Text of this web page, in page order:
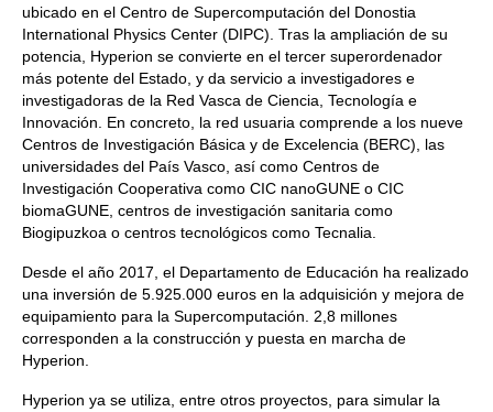
ubicado en el Centro de Supercomputación del Donostia
International Physics Center (DIPC). Tras la ampliación de su
potencia, Hyperion se convierte en el tercer superordenador
más potente del Estado, y da servicio a investigadores e
investigadoras de la Red Vasca de Ciencia, Tecnología e
Innovación. En concreto, la red usuaria comprende a los nueve
Centros de Investigación Básica y de Excelencia (BERC), las
universidades del País Vasco, así como Centros de
Investigación Cooperativa como CIC nanoGUNE o CIC
biomaGUNE, centros de investigación sanitaria como
Biogipuzkoa o centros tecnológicos como Tecnalia.
Desde el año 2017, el Departamento de Educación ha realizado
una inversión de 5.925.000 euros en la adquisición y mejora de
equipamiento para la Supercomputación. 2,8 millones
corresponden a la construcción y puesta en marcha de
Hyperion.
Hyperion ya se utiliza, entre otros proyectos, para simular la